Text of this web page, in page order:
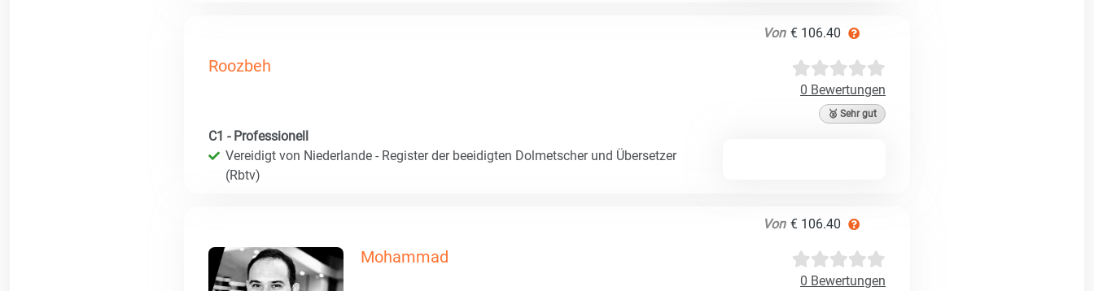
Von € 106.40
Roozbeh
0 Bewertungen
🥈 Sehr gut
C1 - Professionell
Vereidigt von Niederlande - Register der beeidigten Dolmetscher und Übersetzer
(Rbtv)
Von € 106.40
Mohammad
0 Bewertungen